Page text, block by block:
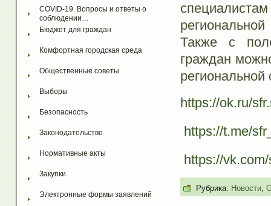
COVID-19. Вопросы и ответы о
соблюдении…
Бюджет для граждан
Комфортная городская среда
Общественные советы
Выборы
Безопасность
Законодательство
Нормативные акты
Закупки
Электронные формы заявлений
Также с
граждан
https://ok.ru/
https://t.me/
https://
Рубрика: Новости,